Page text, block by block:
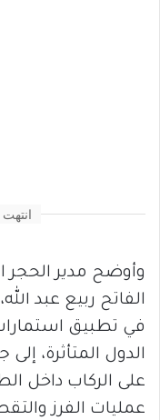
وأوضح مدير الحجر
الفاتح ربيع عبد
في تطبيق
الدول المتأثرة،
على الركاب داخل
عمليات الفرز